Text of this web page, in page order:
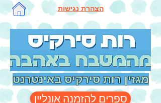
הצהרת נגישות
מגזין רות סירקיס באינטרנט
ספרים להזמנה אונליין